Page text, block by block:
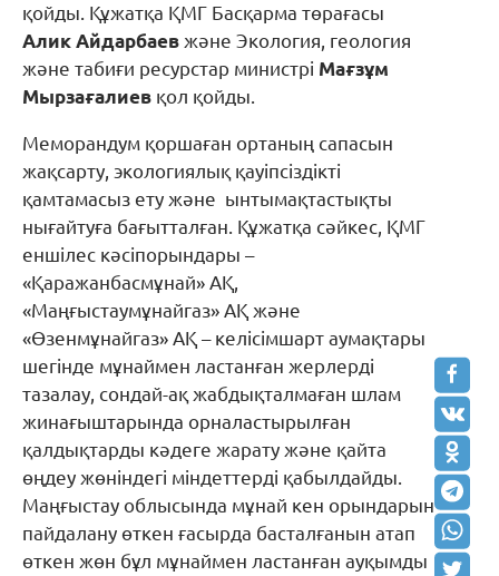
қойды. Құжатқа ҚМГ Басқарма төрағасы
Алик Айдарбаев және Экология, геология
және табиғи ресурстар министрі Мағзұм
Мырзағалиев қол қойды.
Меморандум қоршаған ортаның сапасын
жақсарту, экологиялық қауіпсіздікті
қамтамасыз ету және ынтымақтастықты
нығайтуға бағытталған. Құжатқа сәйкес, ҚМГ
еншілес кәсіпорындары –
«Қаражанбасмұнай» АҚ,
«Маңғыстаумұнайгаз» АҚ және
«Өзенмұнайгаз» АҚ – келісімшарт аумақтары
шегінде мұнаймен ластанған жерлерді
тазалау, сондай-ақ жабдықталмаған шлам
жинағыштарында орналастырылған
қалдықтарды кәдеге жарату және қайта
өңдеу жөніндегі міндеттерді қабылдайды.
Маңғыстау облысында мұнай кен орындарын
пайдалану өткен ғасырда басталғанын атап
өткен жөн бұл мұнаймен ластанған ауқымды